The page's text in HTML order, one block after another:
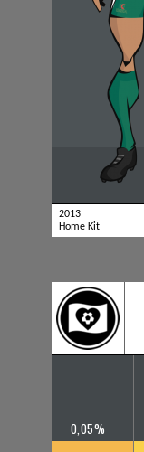
2013
Home Kit
0,05%